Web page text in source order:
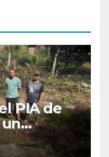
PIA de
a luchar”